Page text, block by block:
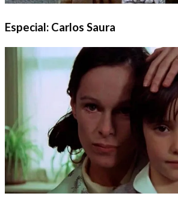
Especial: Carlos Saura